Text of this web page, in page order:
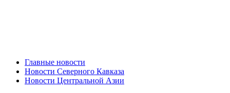
Главные новости
Новости Северного Кавказа
Новости Центральной Азии